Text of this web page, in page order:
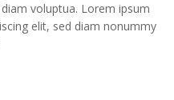
voluptua. Lorem ipsum
elit, sed diam nonummy